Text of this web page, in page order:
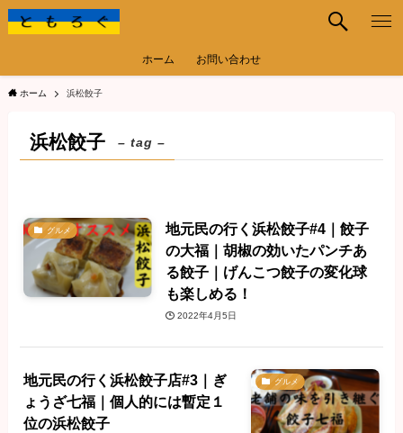
ホーム お問い合わせ
ホーム 浜松餃子
浜松餃子 – tag –
グルメ
地元民の行く浜松餃子#4｜餃子
の大福｜胡椒の効いたパンチあ
る餃子｜げんこつ餃子の変化球
も楽しめる！
2022年4月5日
グルメ
地元民の行く浜松餃子店#3｜ぎ
ょうざ七福｜個人的には暫定１
位の浜松餃子